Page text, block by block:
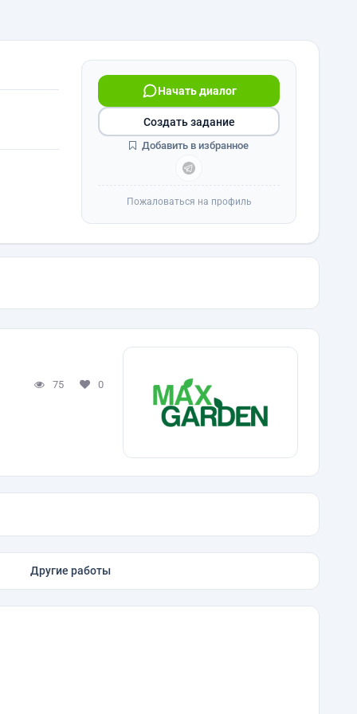
Начать диалог
Создать задание
Добавить в избранное
Пожаловаться на профиль
75 0
Другие работы